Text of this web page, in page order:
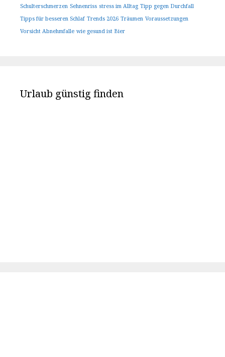
Schulterschmerzen Sehnenriss stress im Alltag Tipp gegen Durchfall
Tipps für besseren Schlaf Trends 2026 Träumen Voraussetzungen
Vorsicht Abnehmfalle wie gesund ist Bier
Urlaub günstig finden